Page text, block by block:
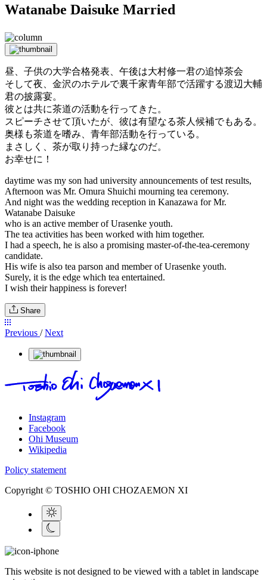
Watanabe Daisuke Married
昼、子供の大学合格発表、午後は大村修一君の追悼茶会
そして夜、金沢のホテルで裏千家青年部で活躍する渡辺大輔
君の披露宴。
彼とは共に茶道の活動を行ってきた。
スピーチさせて頂いたが、彼は有望なる茶人候補でもある。
奥様も茶道を嗜み、青年部活動を行っている。
まさしく、茶が取り持った縁なのだ。
お幸せに！
daytime was my son had university announcements of test results,
Afternoon was Mr. Omura Shuichi mourning tea ceremony.
And night was the wedding reception in Kanazawa for Mr.
Watanabe Daisuke
who is an active member of Urasenke youth.
The tea activities has been worked with him together.
I had a speech, he is also a promising master-of-the-tea-ceremony
candidate.
His wife is also tea parson and member of Urasenke youth.
Surely, it is the edge which tea entertained.
I wish their happiness is forever!
Share
Previous / Next
Instagram
Facebook
Ohi Museum
Wikipedia
Policy statement
Copyright © TOSHIO OHI CHOZAEMON XI
This website is not designed to be viewed with a tablet in landscape